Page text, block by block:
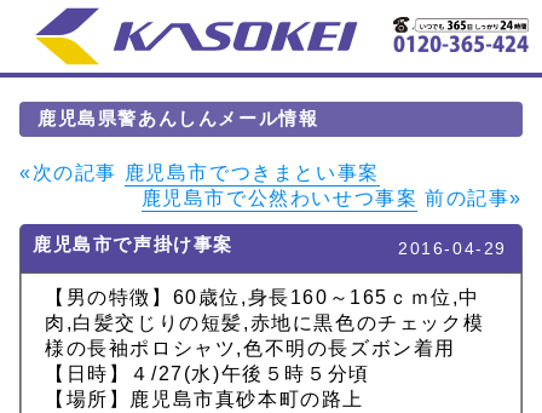
鹿児島県警あんしんメール情報
«次の記事 鹿児島市でつきまとい事案
鹿児島市で公然わいせつ事案 前の記事»
鹿児島市で声掛け事案 2016-04-29
【男の特徴】60歳位,身長160～165ｃｍ位,中
肉,白髪交じりの短髪,赤地に黒色のチェック模
様の長袖ポロシャツ,色不明の長ズボン着用
【日時】４/27(水)午後５時５分頃
【場所】鹿児島市真砂本町の路上